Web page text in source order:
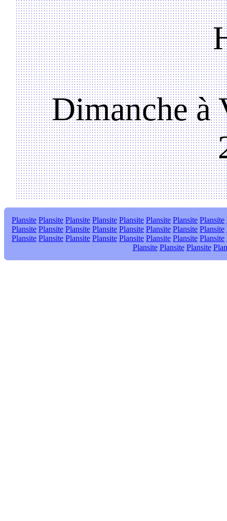
Dimanche à
Plansite Plansite Plansite Plansite Plansite Plansite Plansite Plansite
Plansite Plansite Plansite Plansite Plansite Plansite Plansite Plansite
Plansite Plansite Plansite Plansite Plansite Plansite Plansite Plansite
Plansite Plansite Plansite